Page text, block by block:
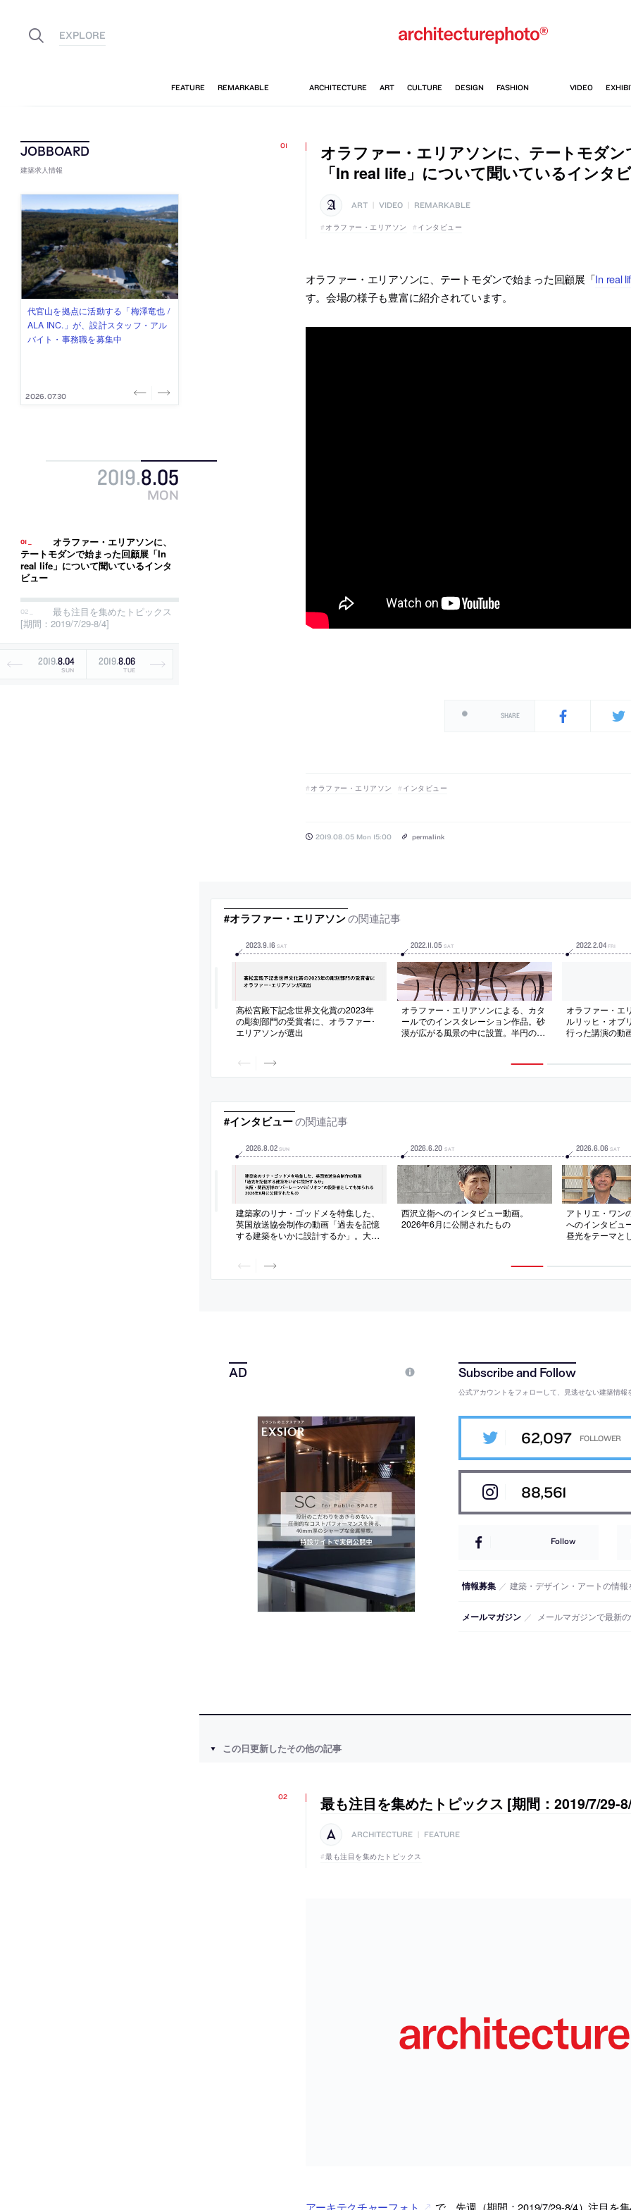
建築求人情報
古民家を軸に全国で“価値循環の仕組
み”を作り、リモートワーク主体の働
き方を実践する「株式会社つぎと」
2026.08.03
リノベる株式会社が、設計パートナ
ー (業務委託) を募集中
2026.08.03
社会への影響力のある建築を手掛
け、スタッフ同士で助け合う環境づ
くりも行う「E.A.S.T.architects」
2026.07.31
代官山を拠点に活動する「梅澤竜也 /
ALA INC.」が、設計スタッフ・アル
バイト・事務職を募集中
2026.07.30
住宅や共同住宅などを手掛け、“合理
的でシンプルなデザイン”を志向する
「PANDA：山本浩三建築設計事務
2026.07.29
2019.8.05
MON
オラファー・エリアソンに、
テートモダンで始まった回顧展「In
real life」について聞いているインタ
ビュー
最も注目を集めたトピックス
[期間：2019/7/29-8/4]
2019.8.04
SUN
2019.8.06
TUE
オラファー・エリアソンに、テートモダ
「In real life」について聞いているインタ
ART VIDEO REMARKABLE
オラファー・エリアソン インタビュー
オラファー・エリアソンに、テートモダンで始まった回顧展「In real
す。会場の様子も豊富に紹介されています。
SHARE
オラファー・エリアソン インタビュー
2019.08.05 Mon 15:00 permalink
#オラファー・エリアソンの関連記事
2023.9.16 SAT
高松宮殿下記念世界文化賞の2023年
の彫刻部門の受賞者に、オラファー･
エリアソンが選出
2022.11.05 SAT
オラファー・エリアソンによる、カタ
ールでのインスタレーション作品。砂
漠が広がる風景の中に設置。半円の支
現実認識も触発。冷暖房の無い状況下
での人々の周辺環境への感化も促す
2022.2.04 FRI
オラファー・エ
ルリッヒ・オブ
行った講演の動
#インタビューの関連記事
2026.8.02 SUN
建築家のリナ・ゴッドメを特集した、
英国放送協会制作の動画「過去を記憶
する建築をいかに設計するか」。大
年8月に公開されたもの
2026.6.20 SAT
西沢立衛へのインタビュー動画。
2026年6月に公開されたもの
2026.6.06 SAT
アトリエ・ワン
へのインタビュ
昼光をテーマと
公式アカウントをフォローして、見逃せない建築情報
62,097
88,561
Follow
情報募集 ／ 建築・デザイン・アートの情報
メールマガジン ／ メールマガジンで最新
この日更新したその他の記事
最も注目を集めたトピックス [期間：2019/7/29-
ARCHITECTURE FEATURE
最も注目を集めたトピックス